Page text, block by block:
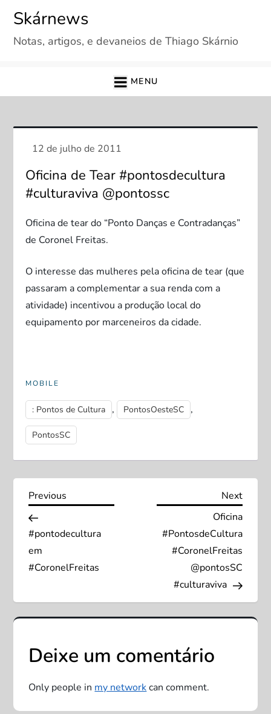
content
Skárnews
Notas, artigos, e devaneios de Thiago Skárnio
MENU
Oficina de Tear #pontosdecultura
#culturaviva @pontossc
Oficina de tear do “Ponto Danças e Contradanças”
de Coronel Freitas.
O interesse das mulheres pela oficina de tear (que
passaram a complementar a sua renda com a
atividade) incentivou a produção local do
equipamento por marceneiros da cidade.
MOBILE
: Pontos de Cultura , PontosOesteSC ,
PontosSC
N
a
v
g
a
ç
ã
Previous
Post
Previous
#pontodecultura
em
#CoronelFreitas
Next
Post
Next
Oficina
#PontosdeCultura
#CoronelFreitas
@pontosSC
#culturaviva
Deixe um comentário
Only people inmy networkcan comment.